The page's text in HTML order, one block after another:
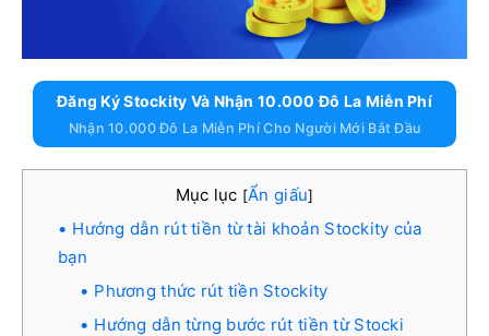
Đăng Ký Stockity Và Nhận 10.000 Đô La Miễn Phí
Nhận 10.000 Đô La Miễn Phí Cho Người Mới Bắt Đầu
Mục lục [Ẩn giấu]
Hướng dẫn rút tiền từ tài khoản Stockity của
bạn
Phương thức rút tiền Stockity
Hướng dẫn từng bước rút tiền từ Stocki